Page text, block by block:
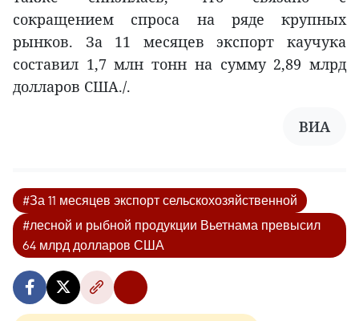
сокращением спроса на ряде крупных
рынков. За 11 месяцев экспорт каучука
составил 1,7 млн тонн на сумму 2,89 млрд
долларов США./.
ВИА
#За 11 месяцев экспорт сельскохозяйственной
#лесной и рыбной продукции Вьетнама превысил
64 млрд долларов США